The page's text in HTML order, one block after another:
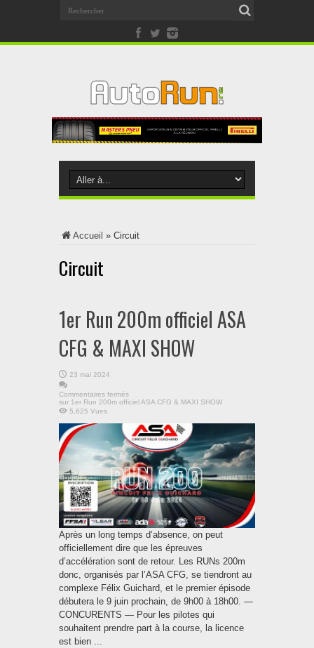
Accueil » Circuit
Circuit
1er Run 200m officiel ASA
CFG & MAXI SHOW
23 mai 2024
Commentaires fermés
sur 1er Run 200m officiel ASA CFG & MAXI SHOW
5,625 Vues
Après un long temps d’absence, on peut
officiellement dire que les épreuves
d’accélération sont de retour. Les RUNs 200m
donc, organisés par l’ASA CFG, se tiendront au
complexe Félix Guichard, et le premier épisode
débutera le 9 juin prochain, de 9h00 à 18h00. —
CONCURENTS — Pour les pilotes qui
souhaitent prendre part à la course, la licence
est bien ...